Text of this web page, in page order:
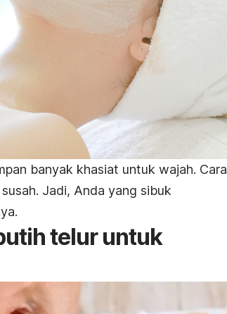
banyak khasiat untuk wajah. Cara
Jadi, Anda yang sibuk
telur untuk